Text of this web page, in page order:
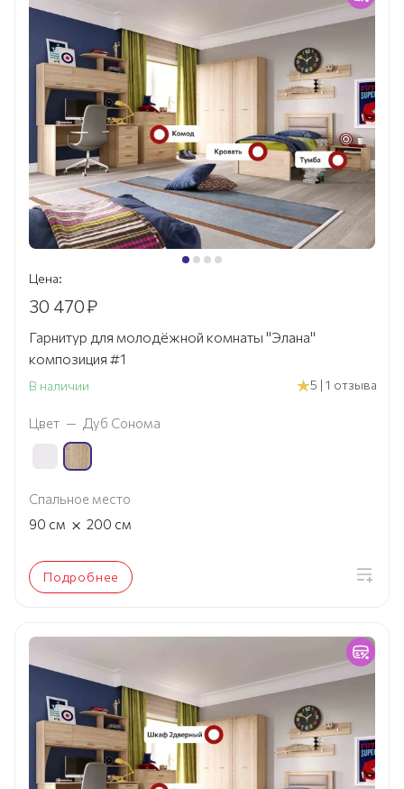
Цена:
30 470₽
Гарнитур для молодёжной комнаты "Элана"
композиция #1
В наличии 5 | 1 отзыва
Цвет — Дуб Сонома
Спальное место
90 см × 200 см
Подробнее